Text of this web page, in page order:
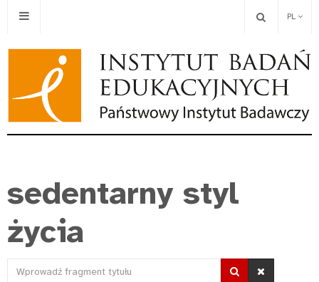
PL
sedentarny styl
życia
Wprowadź